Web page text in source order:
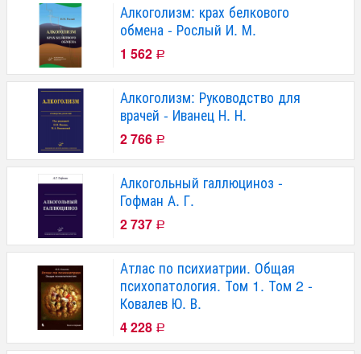
Алкоголизм: крах белкового
обмена - Рослый И. М.
1 562 Р
Алкоголизм: Руководство для
врачей - Иванец Н. Н.
2 766 Р
Алкогольный галлюциноз -
Гофман А. Г.
2 737 Р
Атлас по психиатрии. Общая
психопатология. Том 1. Том 2 -
Ковалев Ю. В.
4 228 Р